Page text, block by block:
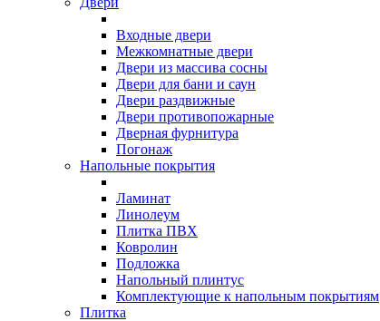
Входные двери
Межкомнатные двери
Двери из массива сосны
Двери для бани и саун
Двери раздвижные
Двери противопожарные
Дверная фурнитура
Погонаж
Напольные покрытия
Ламинат
Линолеум
Плитка ПВХ
Ковролин
Подложка
Напольный плинтус
Комплектующие к напольным покрытиям
Плитка